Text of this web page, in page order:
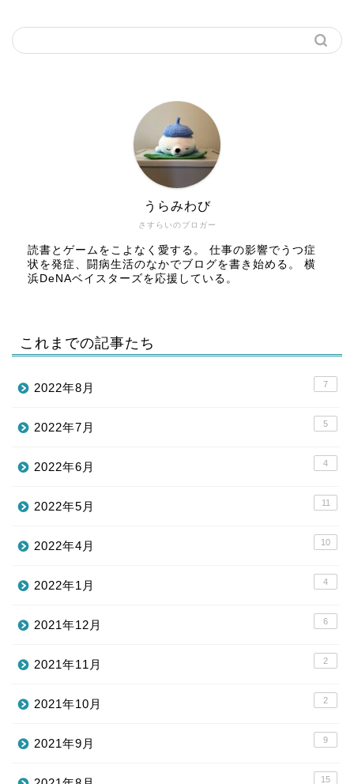
さすらいのブロガー
うらみわび
読書とゲームをこよなく愛する。 仕事の影響でうつ症
状を発症、闘病生活のなかでブログを書き始める。 横
浜DeNAベイスターズを応援している。
これまでの記事たち
2022年8月 7
2022年7月 5
2022年6月 4
2022年5月 11
2022年4月 10
2022年1月 4
2021年12月 6
2021年11月 2
2021年10月 2
2021年9月 9
15